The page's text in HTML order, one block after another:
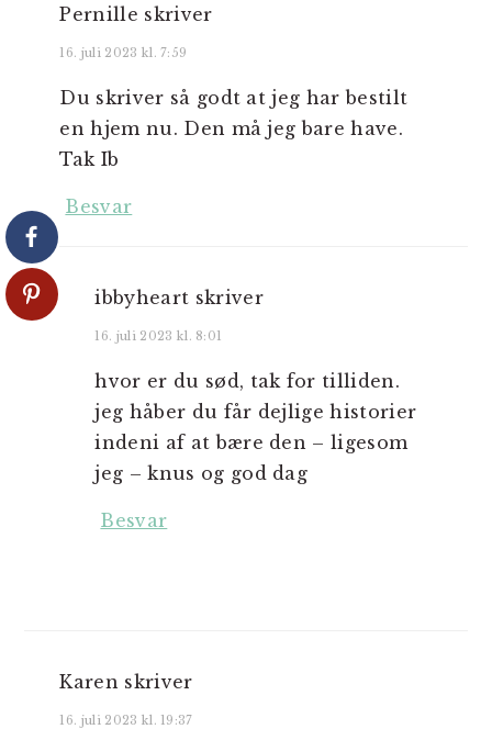
Pernille skriver
16. juli 2023 kl. 7:59
Du skriver så godt at jeg har bestilt
en hjem nu. Den må jeg bare have.
Tak Ib
Besvar
ibbyheart skriver
16. juli 2023 kl. 8:01
hvor er du sød, tak for tilliden.
jeg håber du får dejlige historier
indeni af at bære den – ligesom
jeg – knus og god dag
Besvar
Karen skriver
16. juli 2023 kl. 19:37